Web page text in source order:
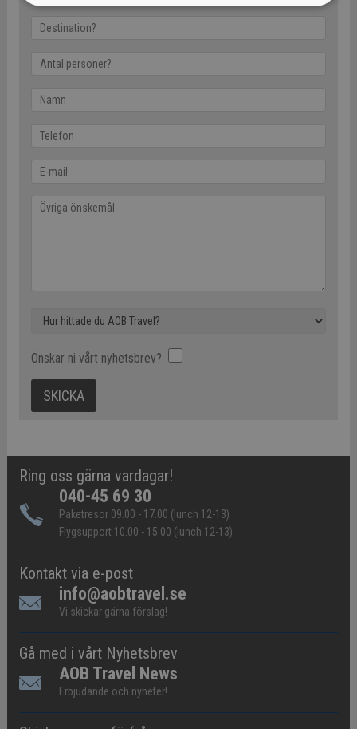
Önskar ni vårt nyhetsbrev?
Ring oss gärna vardagar!
040-45 69 30
Paketresor 09.00 - 17.00 (lunch 12-13)
Flygsupport 10.00 - 15.00 (lunch 12-13)
Kontakt via e-post
info@aobtravel.se
Vi skickar gärna förslag!
Gå med i vårt Nyhetsbrev
AOB Travel News
Erbjudande och nyheter!